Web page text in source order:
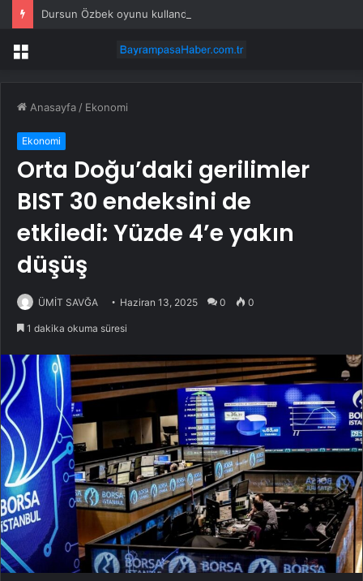
Menü
Anasayfa / Ekonomi
Ekonomi
Orta Doğu’daki gerilimler
BIST 30 endeksini de
etkiledi: Yüzde 4’e yakın
düşüş
ÜMİT SAVĞA Haziran 13, 2025 0 0
1 dakika okuma süresi